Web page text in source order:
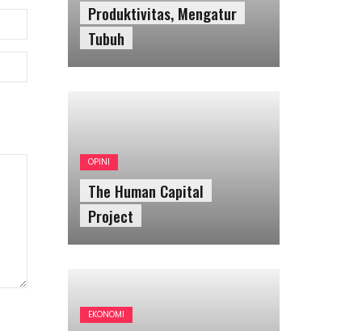
Produktivitas, Mengatur
Tubuh
OPINI
The Human Capital
Project
EKONOMI